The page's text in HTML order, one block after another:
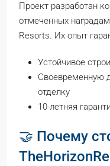
Проект разработан
отмеченных
Resorts. Их опыт
Устойчивое
Своевременную
отделку
10-летняя
🤝 Почему